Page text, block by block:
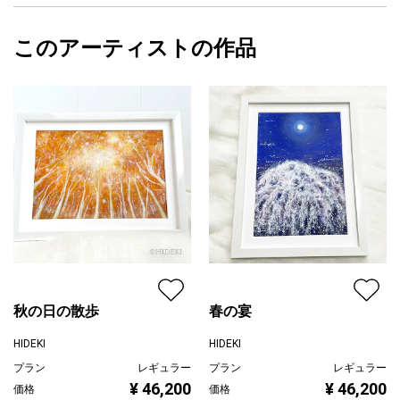
カラー
赤
配送目安
二週間以内
様々なレベルでの愛の協力関係が必要なのです。
ヒカリからカタチある姿へ、
愛の光に包まれながら、この世界へ誕生します。
誕生の過程がどうであれ、
愛の光に包まれ、人として誕生します。
人の世界でのあれこれは、
ヒカリの世界から観れば、
人の世界の人による偏見ともいえることです。
フォローする
HIDEKI
このアーティストの作品
秋の日の散歩
HIDEKI
プラン
レギュラー
価格
¥ 46,200
春の宴
HIDEKI
プラン
レギュラー
価格
¥ 46,200